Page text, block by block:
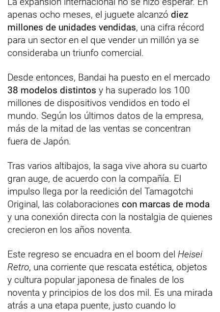
apenas ocho meses, el juguete alcanzó diez
millones de unidades vendidas, una cifra récord
para un sector en el que vender un millón ya se
consideraba un triunfo comercial.
Desde entonces, Bandai ha puesto en el mercado
38 modelos distintos y ha superado los 100
millones de dispositivos vendidos en todo el
mundo. Según los últimos datos de la empresa,
más de la mitad de las ventas se concentran
fuera de Japón.
Tras varios altibajos, la saga vive ahora su cuarto
gran auge, de acuerdo con la compañía. El
impulso llega por la reedición del Tamagotchi
Original, las colaboraciones con marcas de moda
y una conexión directa con la nostalgia de quienes
crecieron en los años noventa.
Este regreso se encuadra en el boom del Heisei
Retro, una corriente que rescata estética, objetos
y cultura popular japonesa de finales de los
noventa y principios de los dos mil. Es una mirada
atrás a una etapa puente, justo cuando lo